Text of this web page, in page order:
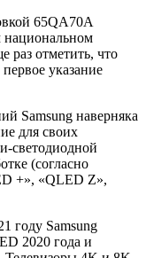
65QA70A
национальном
раз отметить, что
указание
Samsung наверняка
для своих
светодиодной
(согласно
+», «QLED Z»,
году Samsung
2020 года и